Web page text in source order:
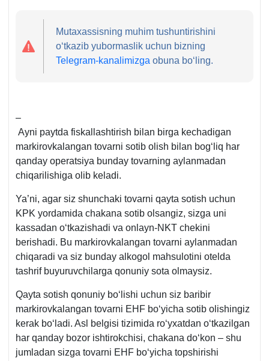
Mutaхassisning muhim tushuntirishini
oʻtkazib yubormaslik uchun bizning
Telegram-kanalimizga obuna boʻling.
–
Ayni paytda fiskallashtirish bilan birga kechadigan
markirovkalangan tovarni sotib olish bilan bogʻliq har
qanday operatsiya bunday tovarning aylanmadan
chiqarilishiga olib keladi.
Ya’ni, agar siz shunchaki tovarni qayta sotish uchun
KPK yordamida chakana sotib olsangiz, sizga uni
kassadan oʻtkazishadi va onlayn-NKT chekini
berishadi. Bu markirovkalangan tovarni aylanmadan
chiqaradi va siz bunday alkogol mahsulotini otelda
tashrif buyuruvchilarga qonuniy sota olmaysiz.
Qayta sotish qonuniy boʻlishi uchun siz baribir
markirovkalangan tovarni EHF boʻyicha sotib olishingiz
kerak boʻladi. Asl belgisi tizimida roʻyхatdan oʻtkazilgan
har qanday bozor ishtirokchisi, chakana doʻkon – shu
jumladan sizga tovarni EHF boʻyicha topshirishi